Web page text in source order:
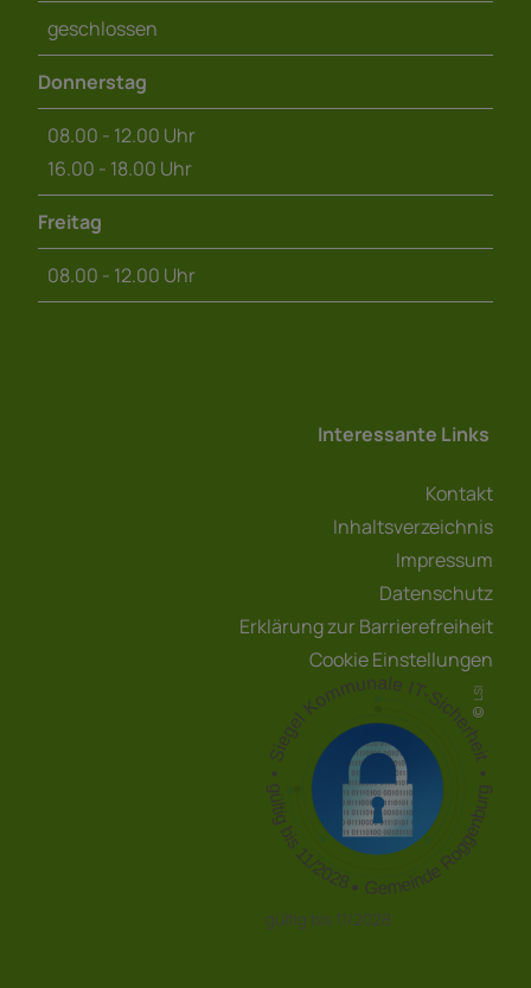
geschlossen
Donnerstag
08.00 - 12.00 Uhr
16.00 - 18.00 Uhr
Freitag
08.00 - 12.00 Uhr
Interessante Links
Kontakt
Inhaltsverzeichnis
Impressum
Datenschutz
Erklärung zur Barrierefreiheit
Cookie Einstellungen
LSI
gültig bis 11/2028